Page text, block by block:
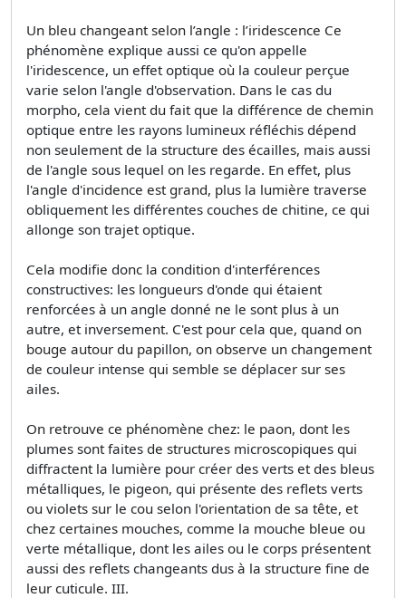
Un bleu changeant selon l’angle : l’iridescence Ce
phénomène explique aussi ce qu'on appelle
l'iridescence, un effet optique où la couleur perçue
varie selon l'angle d'observation. Dans le cas du
morpho, cela vient du fait que la différence de chemin
optique entre les rayons lumineux réfléchis dépend
non seulement de la structure des écailles, mais aussi
de l'angle sous lequel on les regarde. En effet, plus
l'angle d'incidence est grand, plus la lumière traverse
obliquement les différentes couches de chitine, ce qui
allonge son trajet optique.
Cela modifie donc la condition d'interférences
constructives: les longueurs d'onde qui étaient
renforcées à un angle donné ne le sont plus à un
autre, et inversement. C'est pour cela que, quand on
bouge autour du papillon, on observe un changement
de couleur intense qui semble se déplacer sur ses
ailes.
On retrouve ce phénomène chez: le paon, dont les
plumes sont faites de structures microscopiques qui
diffractent la lumière pour créer des verts et des bleus
métalliques, le pigeon, qui présente des reflets verts
ou violets sur le cou selon l'orientation de sa tête, et
chez certaines mouches, comme la mouche bleue ou
verte métallique, dont les ailes ou le corps présentent
aussi des reflets changeants dus à la structure fine de
leur cuticule. III.